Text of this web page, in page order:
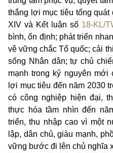
thắng lợi mục tiêu tổng
XIV và Kết luận số 18-KL/
bình, ổn định; phát triển
vệ vững chắc Tổ quốc; cải
sống Nhân dân; tự chủ
mạnh trong kỷ nguyên mới
lợi mục tiêu đến năm 2030
có công nghiệp hiện đại,
thực hóa tầm nhìn đến
triển, thu nhập cao vì một
lập, dân chủ, giàu mạnh,
vững bước đi lên chủ nghĩa